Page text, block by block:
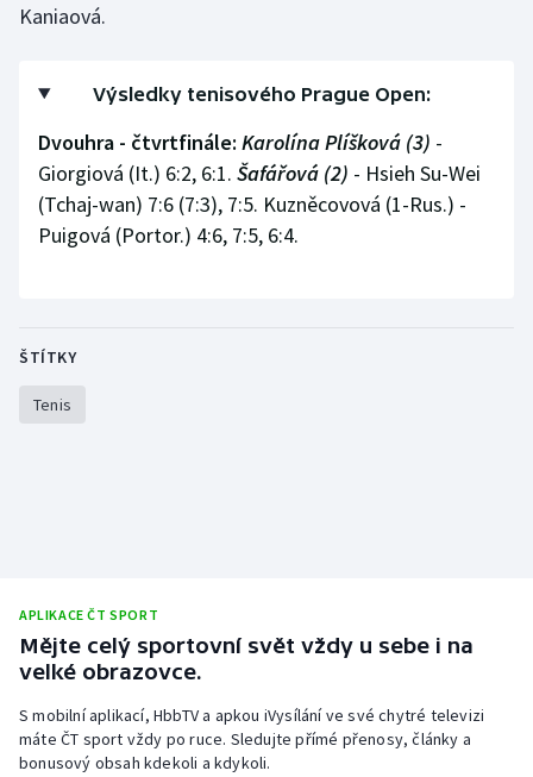
Kaniaová.
Výsledky tenisového Prague Open:
Dvouhra - čtvrtfinále: Karolína Plíšková (3) -
Giorgiová (It.) 6:2, 6:1. Šafářová (2) - Hsieh Su-Wei
(Tchaj-wan) 7:6 (7:3), 7:5. Kuzněcovová (1-Rus.) -
Puigová (Portor.) 4:6, 7:5, 6:4.
ŠTÍTKY
Tenis
APLIKACE ČT SPORT
Mějte celý sportovní svět vždy u sebe i na
velké obrazovce.
S mobilní aplikací, HbbTV a apkou iVysílání ve své chytré televizi
máte ČT sport vždy po ruce. Sledujte přímé přenosy, články a
bonusový obsah kdekoli a kdykoli.